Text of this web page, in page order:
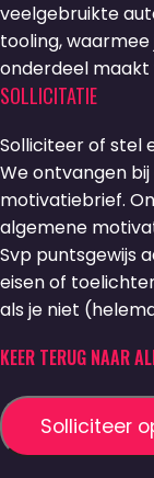
veelgebruikte
tooling,
onderdeel
SOLLICITATIE
Solliciteer of stel
We ontvangen
motivatiebrief.
algemene
Svp puntsgewijs
eisen of
als je niet
KEER TERUG NAAR